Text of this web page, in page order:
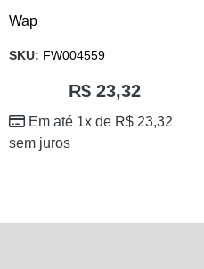
Wap
SKU: FW004559
R$23,32
Em até 1x de R$ 23,32
sem juros